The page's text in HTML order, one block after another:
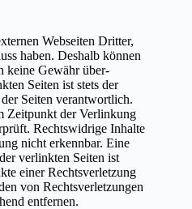
Webseiten Dritter,
haben. Deshalb können
keine Gewähr über-
Seiten ist stets der
Seiten verantwortlich.
Zeitpunkt der Verlinkung
Rechtswidrige Inhalte
nicht erkennbar. Eine
verlinkten Seiten ist
einer Rechtsverletzung
von Rechtsverletzungen
entfernen.